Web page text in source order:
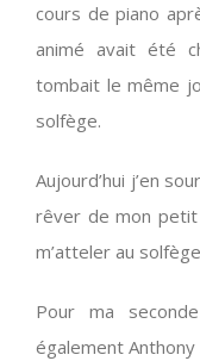
cours de piano
animé avait été
tombait le même
solfège.
Aujourd’hui j’en
rêver de mon petit
m’atteler au
Pour ma
également Anthony